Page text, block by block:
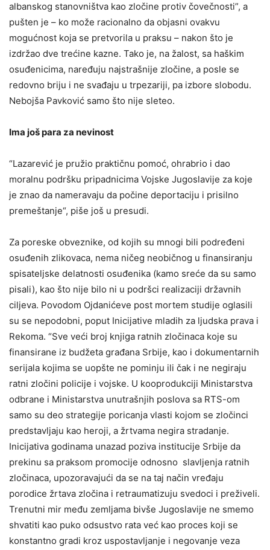
albanskog stanovništva kao zločine protiv čovečnosti”, a
pušten je – ko može racionalno da objasni ovakvu
mogućnost koja se pretvorila u praksu – nakon što je
izdržao dve trećine kazne. Tako je, na žalost, sa haškim
osuđenicima, naređuju najstrašnije zločine, a posle se
redovno briju i ne svađaju u trpezariji, pa izbore slobodu.
Nebojša Pavković samo što nije sleteo.
Ima još para za nevinost
“Lazarević je pružio praktičnu pomoć, ohrabrio i dao
moralnu podršku pripadnicima Vojske Jugoslavije za koje
je znao da nameravaju da počine deportaciju i prisilno
premeštanje“, piše još u presudi.
Za poreske obveznike, od kojih su mnogi bili podređeni
osuđenih zlikovaca, nema ničeg neobičnog u finansiranju
spisateljske delatnosti osuđenika (kamo sreće da su samo
pisali), kao što nije bilo ni u podršci realizaciji državnih
ciljeva. Povodom Ojdanićeve post mortem studije oglasili
su se nepodobni, poput Inicijative mladih za ljudska prava i
Rekoma. “Sve veći broj knjiga ratnih zločinaca koje su
finansirane iz budžeta građana Srbije, kao i dokumentarnih
serijala kojima se uopšte ne pominju ili čak i ne negiraju
ratni zločini policije i vojske. U kooprodukciji Ministarstva
odbrane i Ministarstva unutrašnjih poslova sa RTS-om
samo su deo strategije poricanja vlasti kojom se zločinci
predstavljaju kao heroji, a žrtvama negira stradanje.
Inicijativa godinama unazad poziva institucije Srbije da
prekinu sa praksom promocije odnosno slavljenja ratnih
zločinaca, upozoravajući da se na taj način vređaju
porodice žrtava zločina i retraumatizuju svedoci i preživeli.
Trenutni mir među zemljama bivše Jugoslavije ne smemo
shvatiti kao puko odsustvo rata već kao proces koji se
konstantno gradi kroz uspostavljanje i negovanje veza